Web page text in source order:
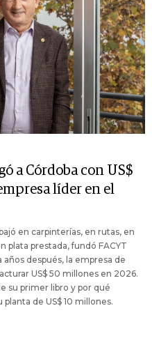
a Córdoba con US$
líder en el
en carpinterías, en rutas, en
plata prestada, fundó FACYT
después, la empresa de
US$ 50 millones en 2026.
su primer libro y por qué
de US$ 10 millones.